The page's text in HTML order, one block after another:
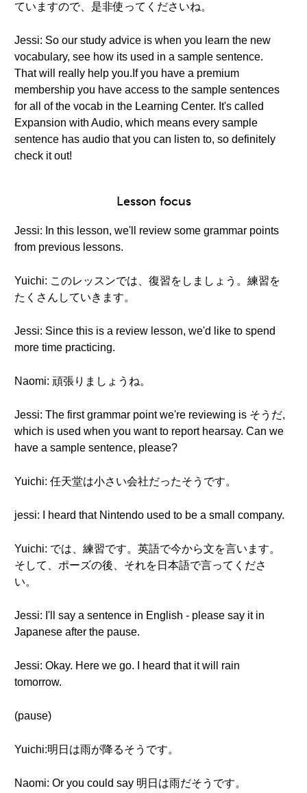
ていますので、是非使ってくださいね。
Jessi: So our study advice is when you learn the new
vocabulary, see how its used in a sample sentence.
That will really help you.If you have a premium
membership you have access to the sample sentences
for all of the vocab in the Learning Center. It's called
Expansion with Audio, which means every sample
sentence has audio that you can listen to, so definitely
check it out!
Lesson focus
Jessi: In this lesson, we'll review some grammar points
from previous lessons.
Yuichi: このレッスンでは、復習をしましょう。練習を
たくさんしていきます。
Jessi: Since this is a review lesson, we'd like to spend
more time practicing.
Naomi: 頑張りましょうね。
Jessi: The first grammar point we're reviewing is そうだ,
which is used when you want to report hearsay. Can we
have a sample sentence, please?
Yuichi: 任天堂は小さい会社だったそうです。
jessi: I heard that Nintendo used to be a small company.
Yuichi: では、練習です。英語で今から文を言います。
そして、ポーズの後、それを日本語で言ってくださ
い。
Jessi: I'll say a sentence in English - please say it in
Japanese after the pause.
Jessi: Okay. Here we go. I heard that it will rain
tomorrow.
(pause)
Yuichi:明日は雨が降るそうです。
Naomi: Or you could say 明日は雨だそうです。